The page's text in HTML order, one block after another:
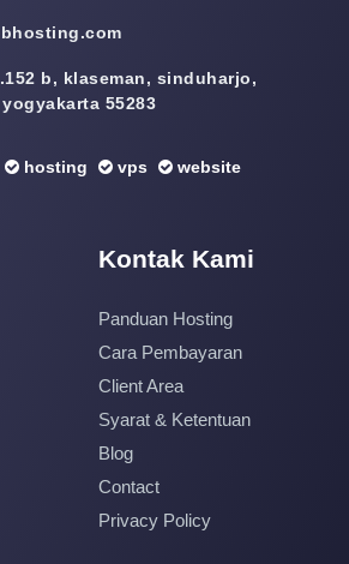
b, klaseman, sinduharjo,
55283
hosting vps website
Kontak Kami
Panduan Hosting
Cara Pembayaran
Client Area
Syarat & Ketentuan
Blog
Contact
Privacy Policy